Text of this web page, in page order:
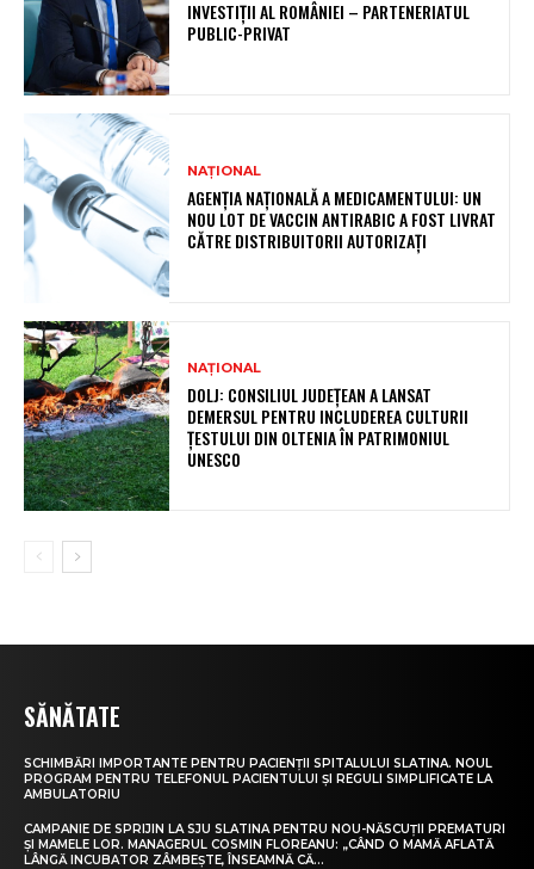
INVESTIȚII AL ROMÂNIEI – PARTENERIATUL
PUBLIC-PRIVAT
NAȚIONAL
AGENȚIA NAȚIONALĂ A MEDICAMENTULUI: UN
NOU LOT DE VACCIN ANTIRABIC A FOST LIVRAT
CĂTRE DISTRIBUITORII AUTORIZAȚI
NAȚIONAL
DOLJ: CONSILIUL JUDEȚEAN A LANSAT
DEMERSUL PENTRU INCLUDEREA CULTURII
ȚESTULUI DIN OLTENIA ÎN PATRIMONIUL
UNESCO
SĂNĂTATE
SCHIMBĂRI IMPORTANTE PENTRU PACIENȚII SPITALULUI SLATINA. NOUL
PROGRAM PENTRU TELEFONUL PACIENTULUI ȘI REGULI SIMPLIFICATE LA
AMBULATORIU
CAMPANIE DE SPRIJIN LA SJU SLATINA PENTRU NOU-NĂSCUȚII PREMATURI
ȘI MAMELE LOR. MANAGERUL COSMIN FLOREANU: „CÂND O MAMĂ AFLATĂ
LÂNGĂ INCUBATOR ZÂMBEȘTE, ÎNSEAMNĂ CĂ...